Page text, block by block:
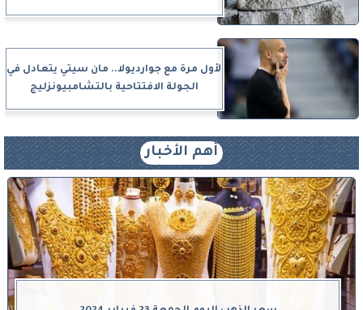
لأول مرة مع جوارديولا.. مان سيتي يتعادل في
الجولة الافتتاحية بالتشامبيونزليج
أهم الأخبار